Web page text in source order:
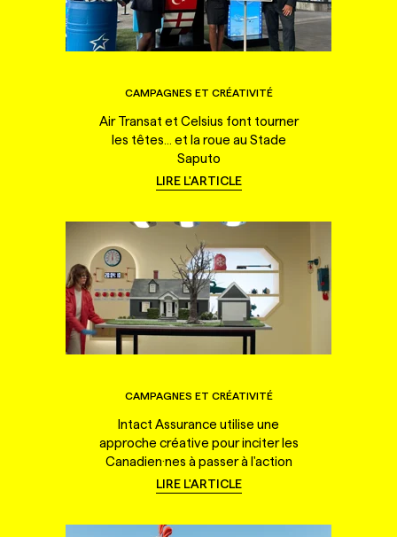
CAMPAGNES ET CRÉATIVITÉ
Air Transat et Celsius font tourner
les têtes... et la roue au Stade
Saputo
LIRE L'ARTICLE
CAMPAGNES ET CRÉATIVITÉ
Intact Assurance utilise une
approche créative pour inciter les
Canadien·nes à passer à l'action
LIRE L'ARTICLE